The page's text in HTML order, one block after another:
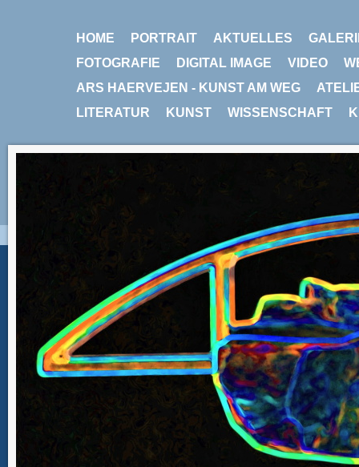
HOME PORTRAIT AKTUELLES
FOTOGRAFIE
DIGITAL IMAGE VIDEO
ARS HAERVEJEN - KUNST AM WEG
LITERATUR
KUNST WISSENSCHAFT